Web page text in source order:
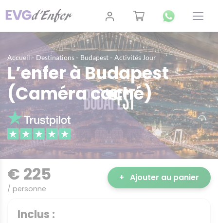
Accueil-Destinations - Budapest - Activités Jour
L’enfer à Budapest
(Caméra caché)
€ 225
/ personne
+ Ajouter au panier
Inclus :